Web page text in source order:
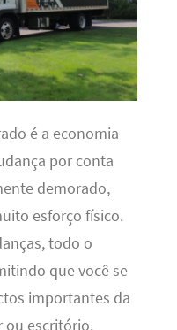
é a economia
por conta
demorado,
esforço físico.
todo o
que você se
importantes da
ou escritório.